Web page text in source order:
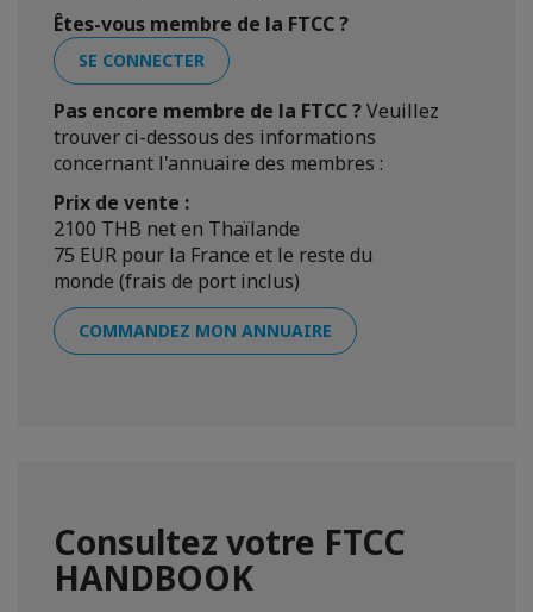
Êtes-vous membre de la FTCC ?
SE CONNECTER
Pas encore membre de la FTCC ?Veuillez
trouver ci-dessous des informations
concernant l'annuaire des membres :
Prix de vente :
2100 THB net en Thaïlande
75 EUR pour la France et le reste du
monde (frais de port inclus)
COMMANDEZ MON ANNUAIRE
Consultez votre FTCC
HANDBOOK